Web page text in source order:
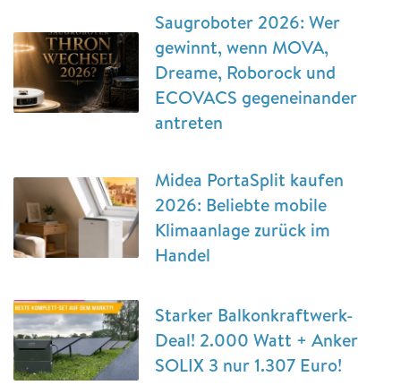
Saugroboter 2026: Wer
gewinnt, wenn MOVA,
Dreame, Roborock und
ECOVACS gegeneinander
antreten
Midea PortaSplit kaufen
2026: Beliebte mobile
Klimaanlage zurück im
Handel
Starker Balkonkraftwerk-
Deal! 2.000 Watt + Anker
SOLIX 3 nur 1.307 Euro!